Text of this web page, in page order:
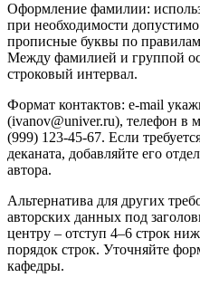
Оформление фамилии:
при необходимости
прописные буквы по
Между фамилией и группой
строковый интервал.
Формат контактов: e-mail
(ivanov@univer.ru), телефон в
(999) 123-45-67. Если
деканата, добавляйте его
автора.
Альтернатива для других
авторских данных под
центру – отступ 4–6 строк
порядок строк. Уточняйте
кафедры.